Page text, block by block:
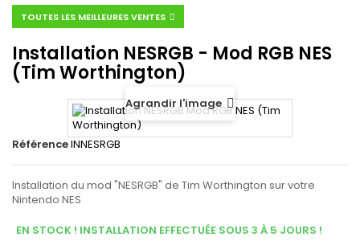
TOUTES LES MEILLEURES VENTES
Installation NESRGB - Mod RGB NES
(Tim Worthington)
Agrandir l'image
RéférenceINNESRGB
Installation du mod "NESRGB" de Tim Worthington sur votre
Nintendo NES
EN STOCK ! INSTALLATION EFFECTUÉE SOUS 3 À 5 JOURS !